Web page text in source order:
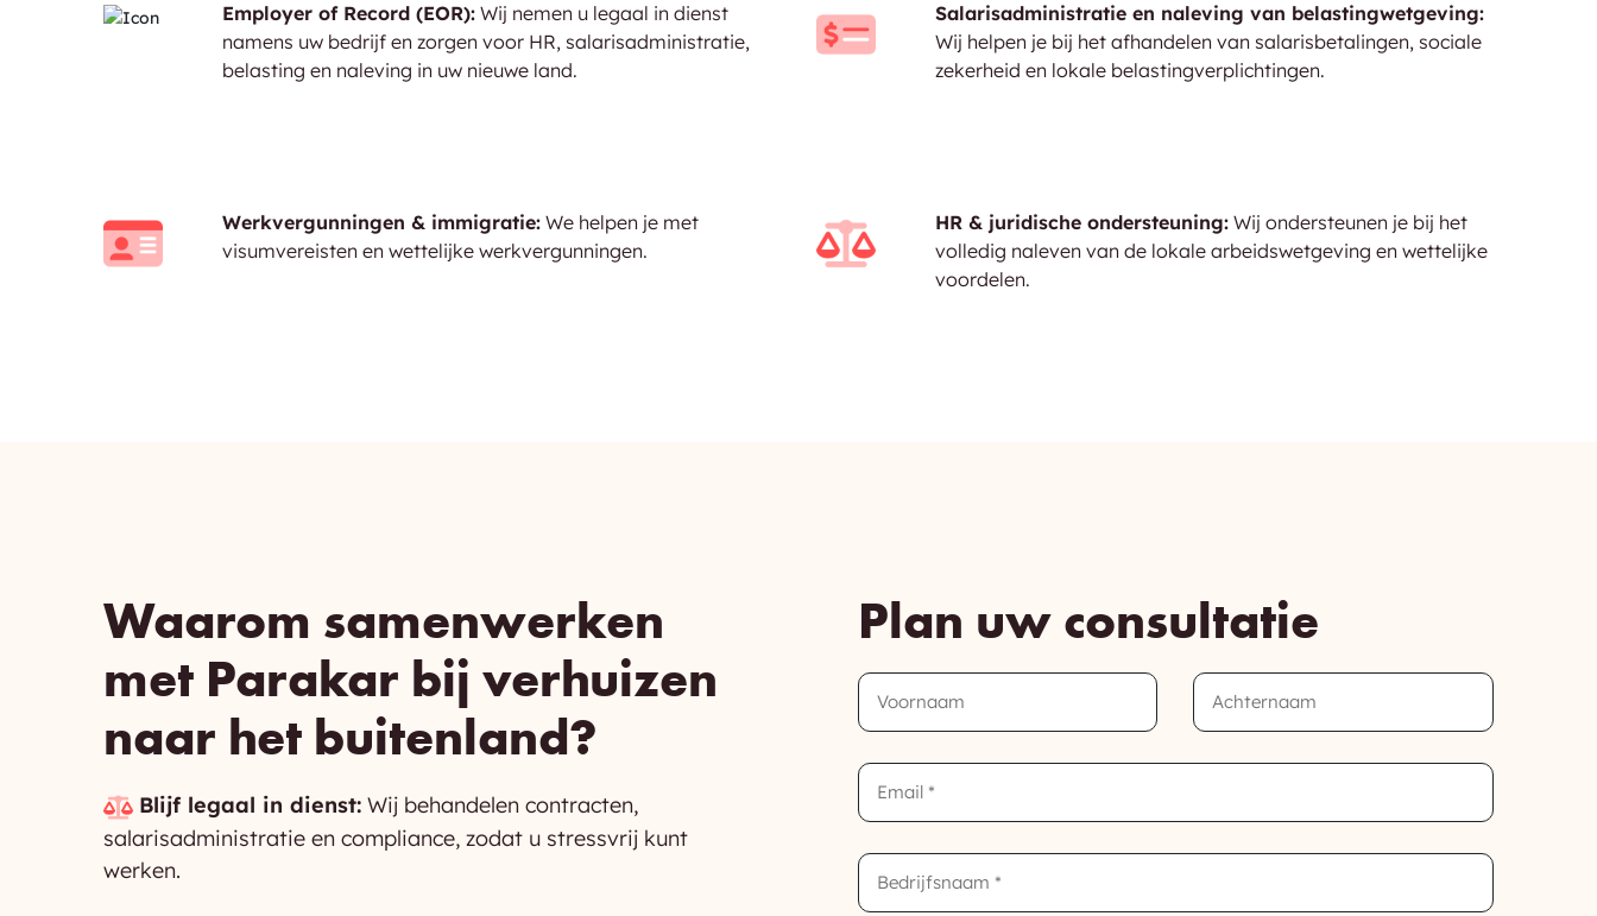
Employer of Record (EOR): Wij nemen u legaal in dienst
namens uw bedrijf en zorgen voor HR, salarisadministratie,
belasting en naleving in uw nieuwe land.
Salarisadministratie en naleving van belastingwetgeving:
Wij helpen je bij het afhandelen van salarisbetalingen, sociale
zekerheid en lokale belastingverplichtingen.
Werkvergunningen & immigratie: We helpen je met
visumvereisten en wettelijke werkvergunningen.
HR & juridische ondersteuning: Wij ondersteunen je bij het
volledig naleven van de lokale arbeidswetgeving en wettelijke
voordelen.
Waarom samenwerken
met Parakar bij verhuizen
naar het buitenland?
Blijf legaal in dienst: Wij behandelen contracten,
salarisadministratie en compliance, zodat u stressvrij kunt
werken.
Plan uw consultatie
First
Name
Last
Name
Email
Company